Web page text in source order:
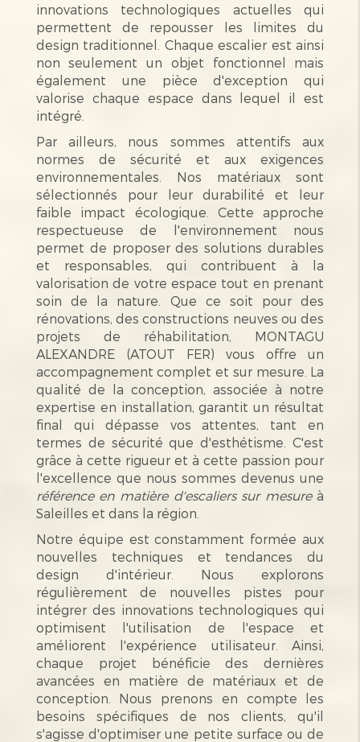
innovations technologiques actuelles qui
permettent de repousser les limites du
design traditionnel. Chaque escalier est ainsi
non seulement un objet fonctionnel mais
également une pièce d'exception qui
valorise chaque espace dans lequel il est
intégré.
Par ailleurs, nous sommes attentifs aux
normes de sécurité et aux exigences
environnementales. Nos matériaux sont
sélectionnés pour leur durabilité et leur
faible impact écologique. Cette approche
respectueuse de l'environnement nous
permet de proposer des solutions durables
et responsables, qui contribuent à la
valorisation de votre espace tout en prenant
soin de la nature. Que ce soit pour des
rénovations, des constructions neuves ou des
projets de réhabilitation, MONTAGU
ALEXANDRE (ATOUT FER) vous offre un
accompagnement complet et sur mesure. La
qualité de la conception, associée à notre
expertise en installation, garantit un résultat
final qui dépasse vos attentes, tant en
termes de sécurité que d'esthétisme. C'est
grâce à cette rigueur et à cette passion pour
l'excellence que nous sommes devenus une
référence en matière d'escaliers sur mesureà
Saleilles et dans la région.
Notre équipe est constamment formée aux
nouvelles techniques et tendances du
design d'intérieur. Nous explorons
régulièrement de nouvelles pistes pour
intégrer des innovations technologiques qui
optimisent l'utilisation de l'espace et
améliorent l'expérience utilisateur. Ainsi,
chaque projet bénéficie des dernières
avancées en matière de matériaux et de
conception. Nous prenons en compte les
besoins spécifiques de nos clients, qu'il
s'agisse d'optimiser une petite surface ou de